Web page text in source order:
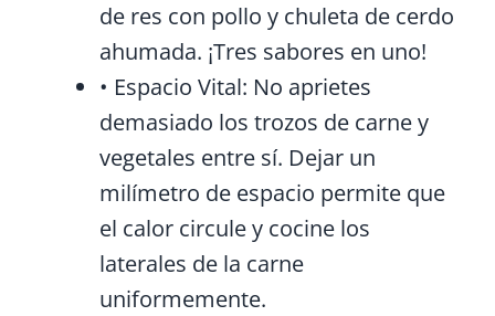
de res con pollo y chuleta de cerdo
ahumada. ¡Tres sabores en uno!
• Espacio Vital: No aprietes
demasiado los trozos de carne y
vegetales entre sí. Dejar un
milímetro de espacio permite que
el calor circule y cocine los
laterales de la carne
uniformemente.